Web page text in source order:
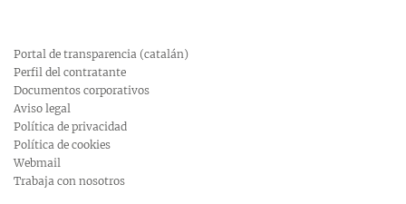
Portal de transparencia (catalán)
Perfil del contratante
Documentos corporativos
Aviso legal
Política de privacidad
Política de cookies
Webmail
Trabaja con nosotros